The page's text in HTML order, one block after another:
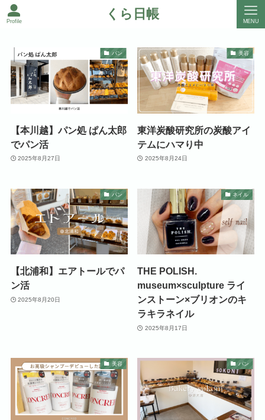
くら日帳
Profile MENU
パン
【本川越】パン処 ぱん太郎
でパン活
2025年8月27日
美容
東洋炭酸研究所の炭酸アイ
テムにハマり中
2025年8月24日
パン
【北浦和】エアトールでパ
ン活
2025年8月20日
ネイル
THE POLISH.
museum×sculpture ライ
ンストーン×ブリオンのキ
ラキラネイル
2025年8月17日
美容 パン